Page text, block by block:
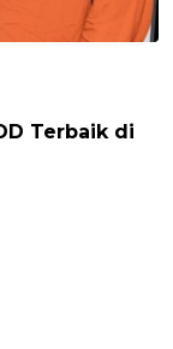
Terbaik di